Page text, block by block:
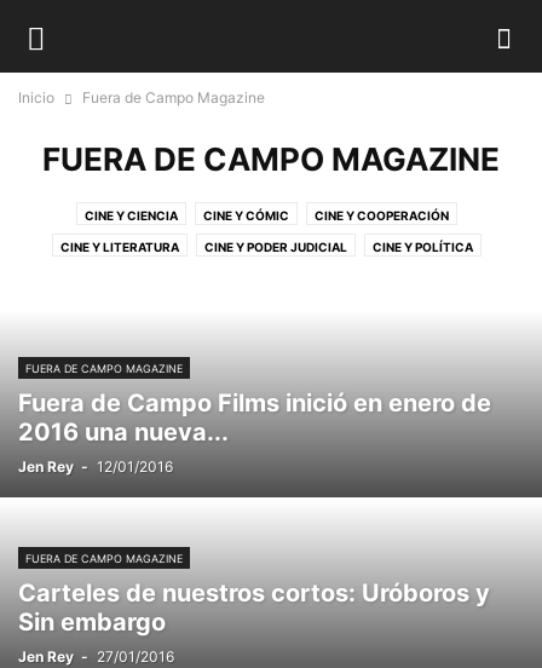
Inicio Fuera de Campo Magazine
FUERA DE CAMPO MAGAZINE
CINE Y CIENCIA CINE Y CÓMIC CINE Y COOPERACIÓN
CINE Y LITERATURA CINE Y PODER JUDICIAL CINE Y POLÍTICA
FUERA DE CAMPO MAGAZINE
Fuera de Campo Films inició en enero de
2016 una nueva...
Jen Rey - 12/01/2016
FUERA DE CAMPO MAGAZINE
Carteles de nuestros cortos: Uróboros y
Sin embargo
Jen Rey - 27/01/2016